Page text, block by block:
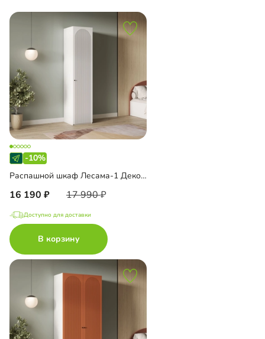
-10%
Распашной шкаф Лесама-1 Декор 1
16 190 17 990
Доступно для доставки
В корзину